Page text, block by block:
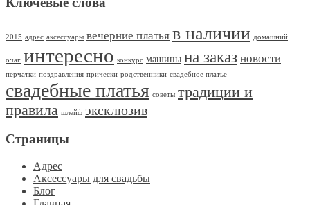
2015 адрес аксессуары вечерние платья в наличии домашний
очаг интересно конкурс машины на заказ новости
перчатки поздравления прически родственники свадебное платье
свадебные платья советы традиции и
правила шлейф эксклюзив
Страницы
Адрес
Аксессуары для свадьбы
Блог